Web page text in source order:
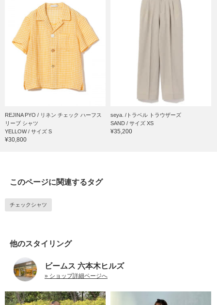
REJINA PYO / リネン チェック ハーフス
リーブ シャツ
YELLOW / サイズ S
¥30,800
seya. /トラベル トラウザーズ
SAND / サイズ XS
¥35,200
このページに関連するタグ
チェックシャツ
他のスタイリング
ビームス 六本木ヒルズ
» ショップ詳細ページへ